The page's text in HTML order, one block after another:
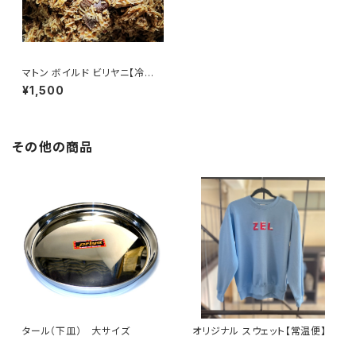
マトン ボイルド ビリヤニ【冷凍
便】
¥1,500
その他の商品
タール（下皿） 大サイズ オリジナル スウェット【常温便】